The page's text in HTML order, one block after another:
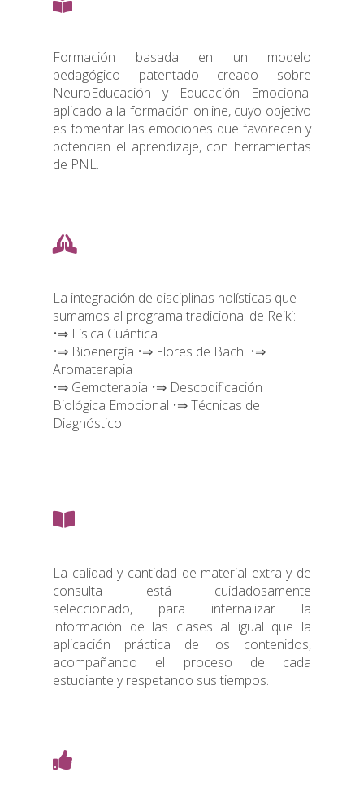
Formación basada en un modelo
pedagógico patentado creado sobre
NeuroEducación y Educación Emocional
aplicado a la formación online, cuyo objetivo
es fomentar las emociones que favorecen y
potencian el aprendizaje, con herramientas
de PNL.
La integración de disciplinas holísticas que
sumamos al programa tradicional de Reiki:
•⇒ Física Cuántica
•⇒ Bioenergía •⇒ Flores de Bach •⇒
Aromaterapia
•⇒ Gemoterapia •⇒ Descodificación
Biológica Emocional •⇒ Técnicas de
Diagnóstico
La calidad y cantidad de material extra y de
consulta está cuidadosamente
seleccionado, para internalizar la
información de las clases al igual que la
aplicación práctica de los contenidos,
acompañando el proceso de cada
estudiante y respetando sus tiempos.